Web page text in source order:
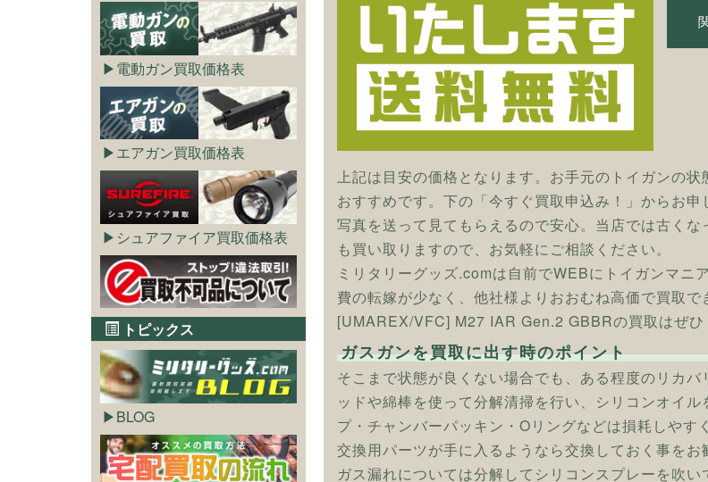
上記は目安の価格となります。お手元のトイガンの
おすすめです。下の「今すぐ買取申込み！」からお申
写真を送って見てもらえるので安心。当店では古く
も買い取りますので、お気軽にご相談ください。
ミリタリーグッズ.comは自前でWEBにトイガンマニ
費の転嫁が少なく、他社様よりおおむね高価で買取で
[UMAREX/VFC] M27 IAR Gen.2 GBBRの買取はぜひ
ガスガンを買取に出す時のポイント
そこまで状態が良くない場合でも、ある程度のリカ
ッドや綿棒を使って分解清掃を行い、シリコンオイ
プ・チャンバーパッキン・Oリングなどは損耗しやす
交換用パーツが手に入るようなら交換しておく事をお
ガス漏れについては分解してシリコンスプレーを吹
電動ガン買取価格表
エアガン買取価格表
シュアファイア買取価格表
トピックス
BLOG